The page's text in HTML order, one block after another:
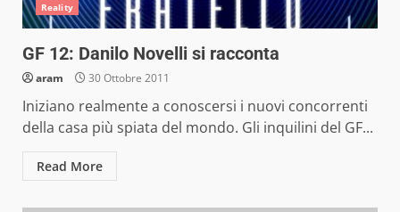
Reality
GF 12: Danilo Novelli si racconta
aram 30 Ottobre 2011
Iniziano realmente a conoscersi i nuovi concorrenti
della casa più spiata del mondo. Gli inquilini del GF...
Read More